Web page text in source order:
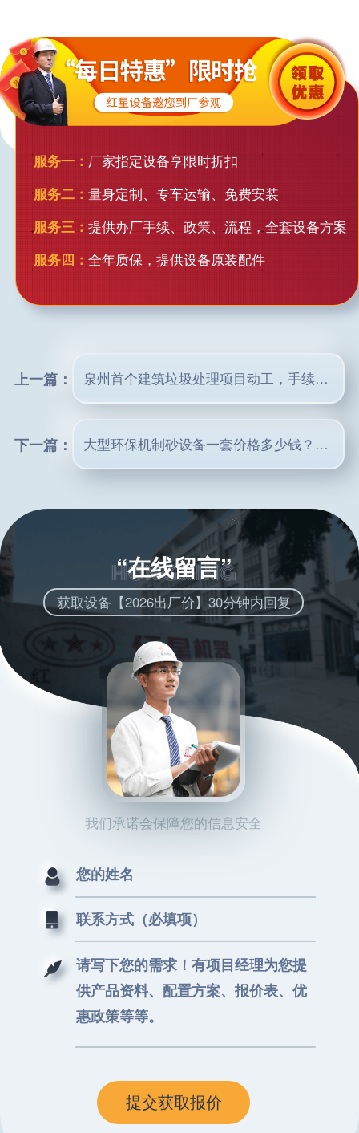
服务一： 厂家指定设备享限时折扣
服务二： 量身定制、专车运输、免费安装
服务三： 提供办厂手续、政策、流程，全套设备方案
服务四： 全年质保，提供设备原装配件
上一篇： 泉州首个建筑垃圾处理项目动工，手续怎么办？破碎机用哪种？
下一篇： 大型环保机制砂设备一套价格多少钱？有现场视频吗？
“在线留言”
获取设备【2026出厂价】30分钟内回复
我们承诺会保障您的信息安全